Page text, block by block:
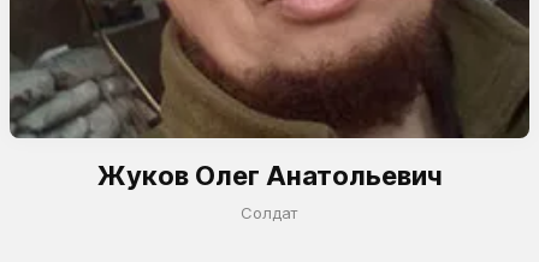
Жуков Олег Анатольевич
Cолдат